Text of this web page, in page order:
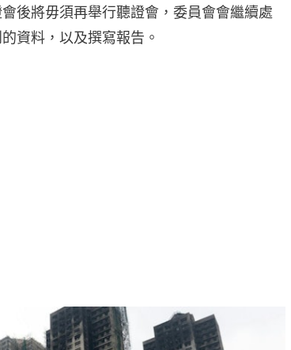
後將毋須再舉行聽證會，委員會會繼續處
資料，以及撰寫報告。